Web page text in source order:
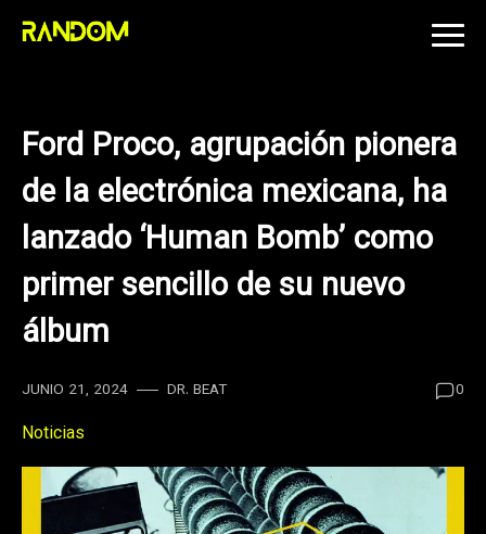
Skip
Ford Proco, agrupación pionera
de la electrónica mexicana, ha
lanzado ‘Human Bomb’ como
primer sencillo de su nuevo
álbum
JUNIO 21, 2024 DR. BEAT 0
Noticias